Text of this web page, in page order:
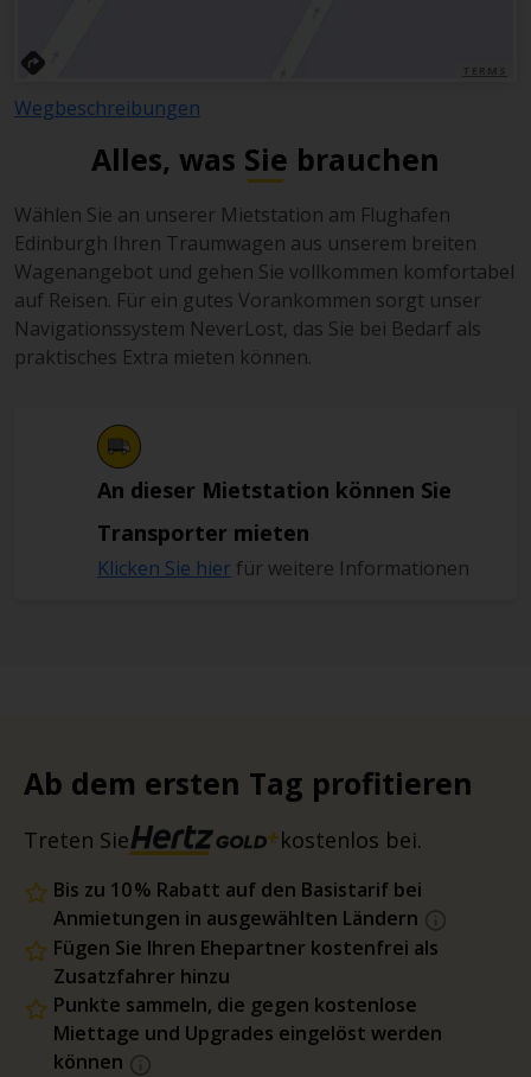
Wegbeschreibungen
Alles, was Sie brauchen
Wählen Sie an unserer Mietstation am Flughafen
Edinburgh Ihren Traumwagen aus unserem breiten
Wagenangebot und gehen Sie vollkommen komfortabel
auf Reisen. Für ein gutes Vorankommen sorgt unser
Navigationssystem NeverLost, das Sie bei Bedarf als
praktisches Extra mieten können.
An dieser Mietstation können Sie
Transporter mieten
Klicken Sie hier für weitere Informationen
Ab dem ersten Tag profitieren
Treten Sie kostenlos bei.
Bis zu 10 % Rabatt auf den Basistarif bei
Anmietungen in ausgewählten Ländern
Fügen Sie Ihren Ehepartner kostenfrei als
Zusatzfahrer hinzu
Punkte sammeln, die gegen kostenlose
Miettage und Upgrades eingelöst werden
können